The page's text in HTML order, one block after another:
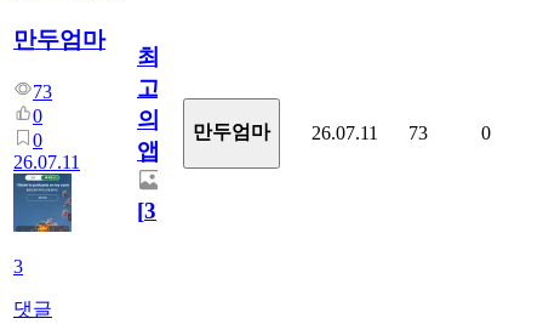
만두엄마
73
0
0
26.07.11
3
댓글
최
고
의
앱.
[3]
만두엄마 26.07.11 73 0